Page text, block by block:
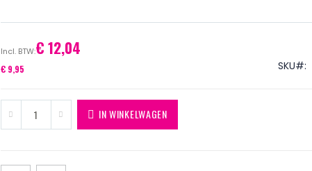
€ 12,04
€ 9,95 SKU
IN WINKELWAGEN